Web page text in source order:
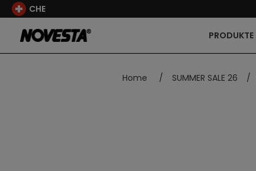
CHE
PRODUKTE
Home / SUMMER SALE 26 /